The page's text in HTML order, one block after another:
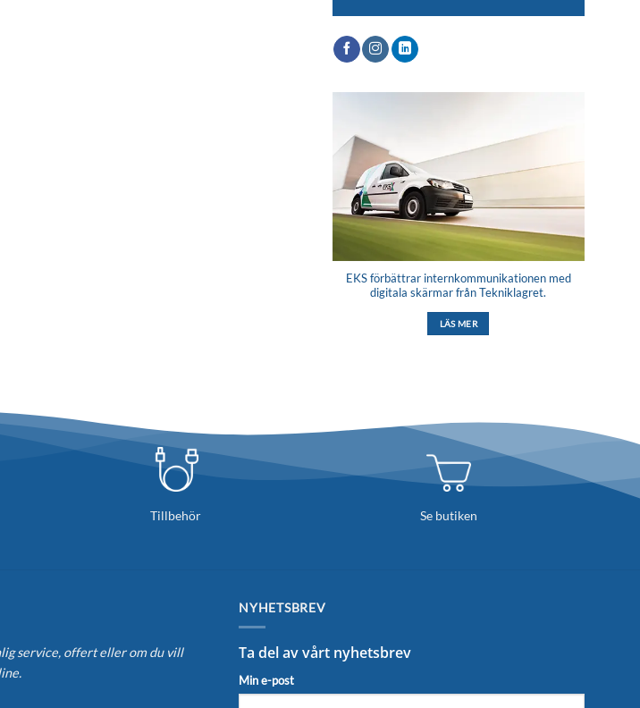
EKS förbättrar internkommunikationen med
digitala skärmar från Tekniklagret.
LÄS MER
Tillbehör Se butiken
service, offert eller om du vill
NYHETSBREV
Ta del av vårt nyhetsbrev
Min e-post